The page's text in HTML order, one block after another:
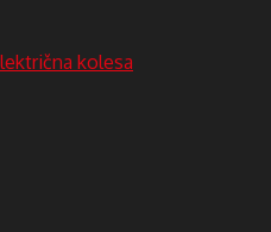
kolesa